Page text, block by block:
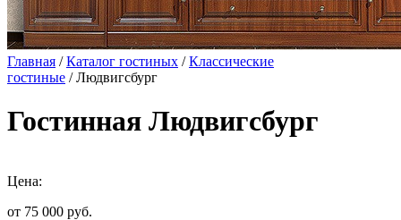
Главная /Каталог гостиных /Классические
гостиные / Людвигсбург
Гостинная Людвигсбург
Цена:
от 75 000 руб.